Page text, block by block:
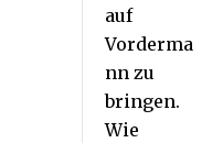
auf
Vorderma
nn zu
bringen.
Wie